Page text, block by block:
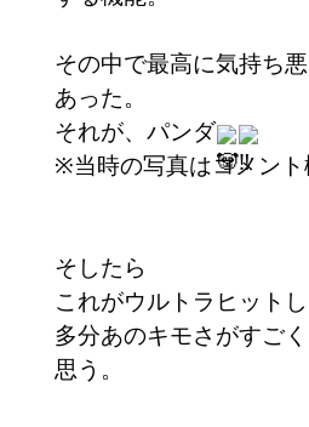
その中で最高に気持ち
あった。
それが、パンダ
※当時の写真はコメン
そしたら
これがウルトラヒット
多分あのキモさがすご
思う。